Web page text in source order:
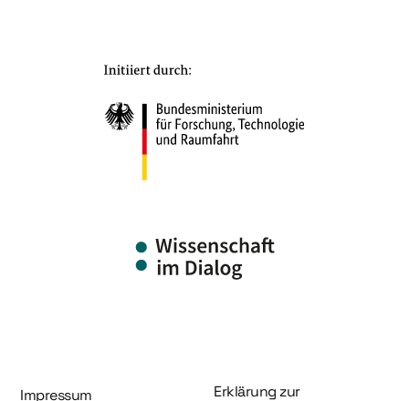
Information und Service
Impressum
Erklärung zur